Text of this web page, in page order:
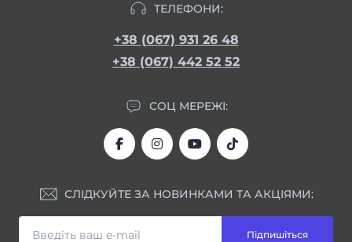
ТЕЛЕФОНИ:
+38 (067) 931 26 48
+38 (067) 442 52 52
СОЦ МЕРЕЖІ:
СЛІДКУЙТЕ ЗА НОВИНКАМИ ТА АКЦІЯМИ:
Підпишіться